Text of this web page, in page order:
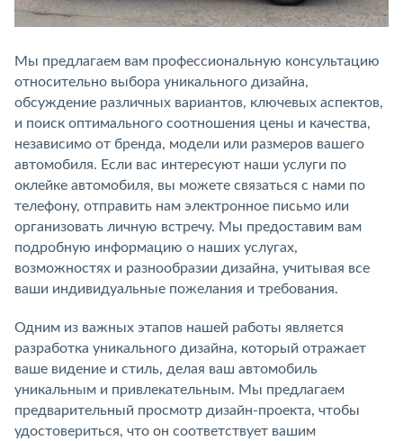
Мы предлагаем вам профессиональную консультацию
относительно выбора уникального дизайна,
обсуждение различных вариантов, ключевых аспектов,
и поиск оптимального соотношения цены и качества,
независимо от бренда, модели или размеров вашего
автомобиля. Если вас интересуют наши услуги по
оклейке автомобиля, вы можете связаться с нами по
телефону, отправить нам электронное письмо или
организовать личную встречу. Мы предоставим вам
подробную информацию о наших услугах,
возможностях и разнообразии дизайна, учитывая все
ваши индивидуальные пожелания и требования.
Одним из важных этапов нашей работы является
разработка уникального дизайна, который отражает
ваше видение и стиль, делая ваш автомобиль
уникальным и привлекательным. Мы предлагаем
предварительный просмотр дизайн-проекта, чтобы
удостовериться, что он соответствует вашим